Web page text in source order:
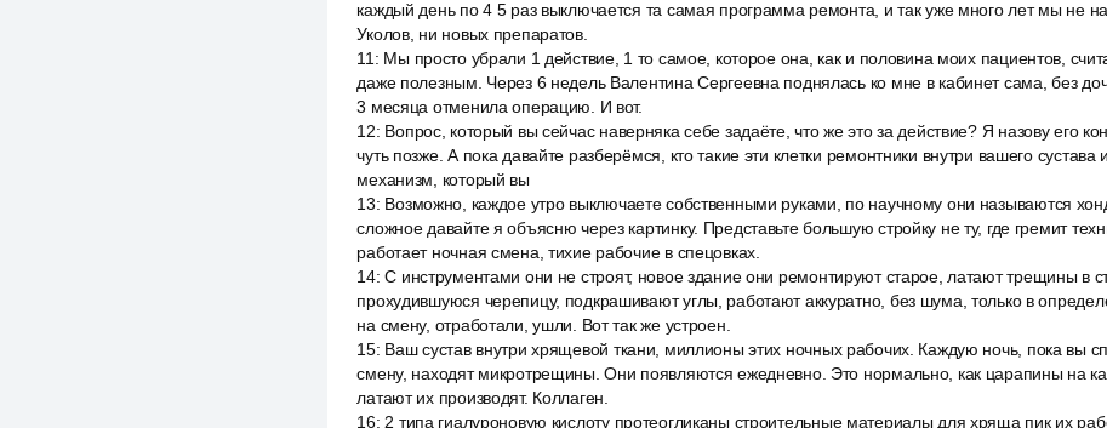
каждый день по 4 5 раз выключается та самая программа ремонта, и так уже много лет мы не
Уколов, ни новых препаратов.
11 : Мы просто убрали 1 действие, 1 то самое, которое она, как и половина моих пациентов,
даже полезным. Через 6 недель Валентина Сергеевна поднялась ко мне в кабинет сама, без
3 месяца отменила операцию. И вот.
12: Вопрос, который вы сейчас наверняка себе задаёте, что же это за действие? Я назову его
чуть позже. А пока давайте разберёмся, кто такие эти клетки ремонтники внутри вашего сустава
механизм, который вы
13: Возможно, каждое утро выключаете собственными руками, по научному они называются
сложное давайте я объясню через картинку. Представьте большую стройку не ту, где гремит
работает ночная смена, тихие рабочие в спецовках.
14:С инструментами они не строят, новое здание они ремонтируют старое, латают трещины в
прохудившуюся черепицу, подкрашивают углы, работают аккуратно, без шума, только в
на смену, отработали, ушли. Вот так же устроен.
15: Ваш сустав внутри хрящевой ткани, миллионы этих ночных рабочих. Каждую ночь, пока вы
смену, находят микротрещины. Они появляются ежедневно. Это нормально, как царапины на
латают их производят. Коллаген.
16: 2 типа гиалуроновую кислоту протеогликаны строительные материалы для хряща пик их